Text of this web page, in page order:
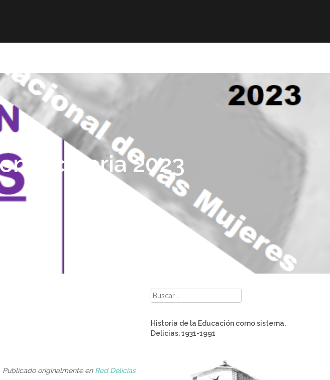
2023
Publicado originalmente en Red Delicias
Buscar:
Historia de la Educación como sistema.
Delicias, 1931-1991